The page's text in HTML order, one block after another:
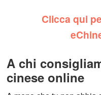
Clicca qui
A chi
cinese online